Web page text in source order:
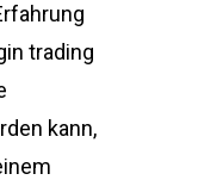
trading
kann,